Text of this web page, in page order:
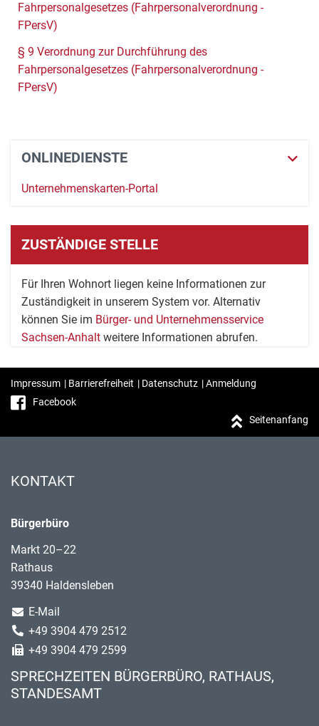
Fahrpersonalgesetzes (Fahrpersonalverordnung -
FPersV)
§ 9 Verordnung zur Durchführung des
Fahrpersonalgesetzes (Fahrpersonalverordnung -
FPersV)
ONLINEDIENSTE
Unternehmenskarten-Portal
ZUSTÄNDIGE STELLE
Für Ihren Wohnort liegen keine Informationen zur
Zuständigkeit in unserem System vor. Alternativ
können Sie im Bürger- und Unternehmensservice
Sachsen-Anhalt weitere Informationen abrufen.
Impressum | Barrierefreiheit | Datenschutz |Anmeldung
Facebook
Seitenanfang
KONTAKT
Bürgerbüro
Markt 20–22
Rathaus
39340 Haldensleben
E-Mail
+49 3904 479 2512
+49 3904 479 2599
SPRECHZEITEN BÜRGERBÜRO, RATHAUS,
STANDESAMT